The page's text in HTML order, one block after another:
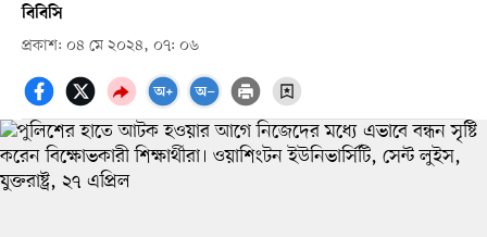
বিবিসি
প্রকাশ: ০৪ মে ২০২৪, ০৭: ০৬